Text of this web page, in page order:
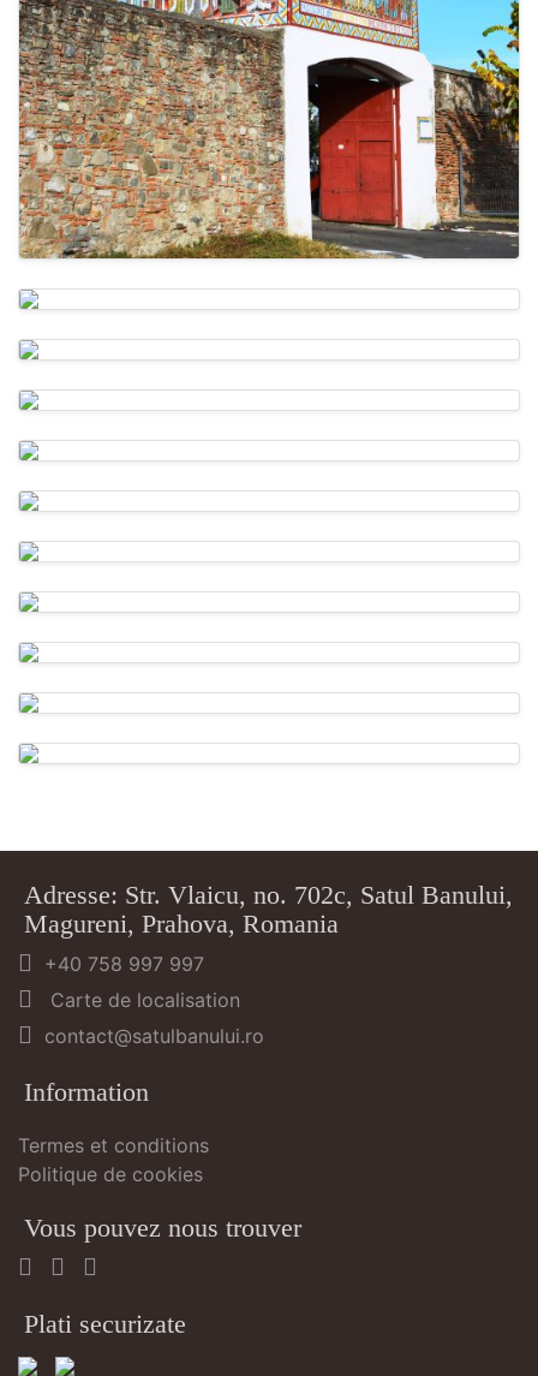
Adresse: Str. Vlaicu, no. 702c, Satul Banului,
Magureni, Prahova, Romania
+40 758 997 997
Carte de localisation
contact@satulbanului.ro
Information
Termes et conditions
Politique de cookies
Vous pouvez nous trouver
Plati securizate